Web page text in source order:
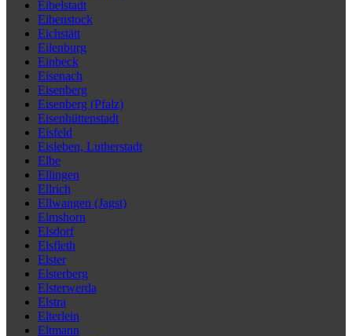
Eibelstadt
Eibenstock
Eichstätt
Eilenburg
Einbeck
Eisenach
Eisenberg
Eisenberg (Pfalz)
Eisenhüttenstadt
Eisfeld
Eisleben, Lutherstadt
Elbe
Ellingen
Ellrich
Ellwangen (Jagst)
Elmshorn
Elsdorf
Elsfleth
Elster
Elsterberg
Elsterwerda
Elstra
Elterlein
Eltmann